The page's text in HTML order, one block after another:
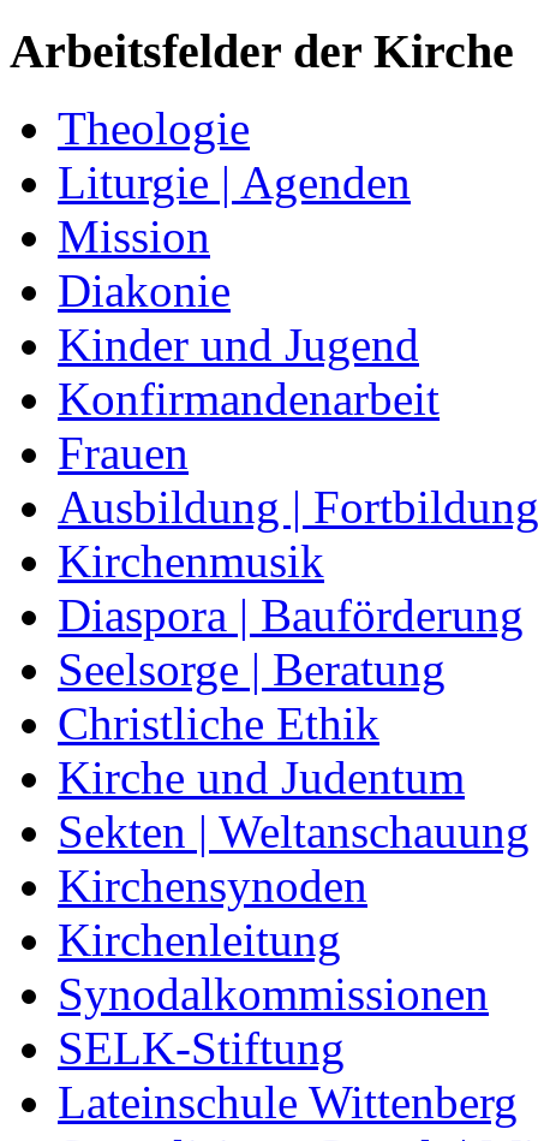
Arbeitsfelder der Kirche
Theologie
Liturgie | Agenden
Mission
Diakonie
Kinder und Jugend
Konfirmandenarbeit
Frauen
Ausbildung | Fortbildung
Kirchenmusik
Diaspora | Bauförderung
Seelsorge | Beratung
Christliche Ethik
Kirche und Judentum
Sekten | Weltanschauung
Kirchensynoden
Kirchenleitung
Synodalkommissionen
SELK-Stiftung
Lateinschule Wittenberg